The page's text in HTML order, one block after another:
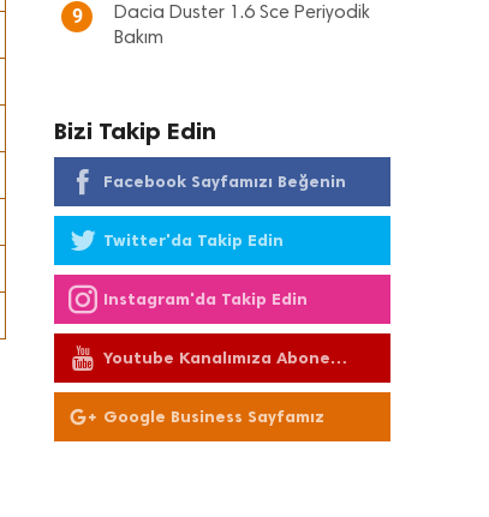
9
Dacia Duster 1.6 Sce Periyodik
Bakım
Bizi Takip Edin
Facebook Sayfamızı Beğenin
Twitter'da Takip Edin
Instagram'da Takip Edin
Youtube Kanalımıza Abone
Olun
Google Business Sayfamız